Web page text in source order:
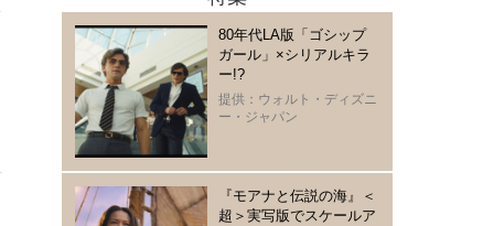
80年代LA版「ゴシップ
ガール」×シリアルキラ
ー!?
提供：ウォルト・ディズニ
ー・ジャパン
『モアナと伝説の海』＜
超＞実写版でスケールア